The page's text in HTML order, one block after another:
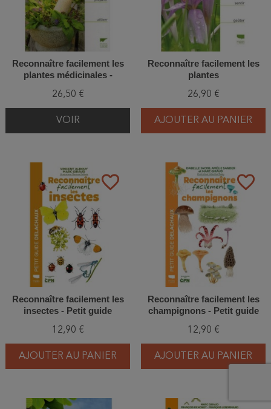
Reconnaître facilement les
plantes médicinales -
utiliser
26,50 €
VOIR
Reconnaître facilement les
plantes
26,90 €
AJOUTER AU PANIER
favorite_border
Reconnaître facilement les
insectes - Petit guide
12,90 €
AJOUTER AU PANIER
favorite_border
Reconnaître facilement les
champignons - Petit guide
12,90 €
AJOUTER AU PANIER